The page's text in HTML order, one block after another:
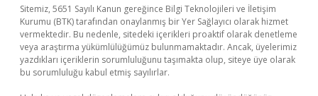
Sitemiz, 5651 Sayılı Kanun gereğince Bilgi Teknolojileri ve İletişim
Kurumu (BTK) tarafından onaylanmış bir Yer Sağlayıcı olarak hizmet
vermektedir. Bu nedenle, sitedeki içerikleri proaktif olarak denetleme
veya araştırma yükümlülüğümüz bulunmamaktadır. Ancak, üyelerimiz
yazdıkları içeriklerin sorumluluğunu taşımakta olup, siteye üye olarak
bu sorumluluğu kabul etmiş sayılırlar.